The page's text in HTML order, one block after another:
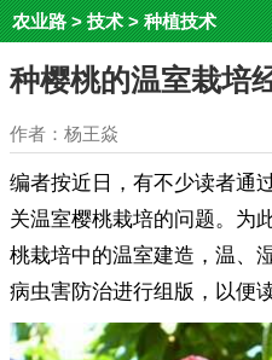
农业路>技术>种植技术
种樱桃的温室栽培
作者：杨王焱
编者按近日，有不少读者通
关温室樱桃栽培的问题。为
桃栽培中的温室建造，温、
病虫害防治进行组版，以便